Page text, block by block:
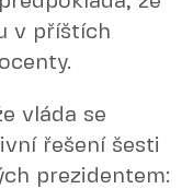
v příštích
vláda se
řešení šesti
prezidentem: